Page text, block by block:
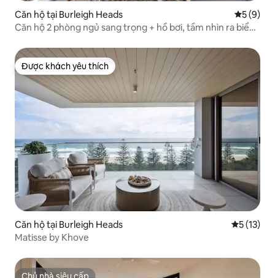
Căn hộ tại Burleigh Heads Xếp5 (9)
Căn hộ 2 phòng ngủ sang trọng + hồ bơi, tầm nhìn ra biển
Được khách yêu thích
Được khách yêu thích
Căn hộ tại Burleigh Heads Xếp hạng
5 (13)
Matisse by Khove